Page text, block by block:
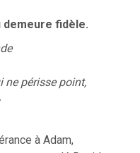
demeure fidèle.
ne périsse point,
à Adam,